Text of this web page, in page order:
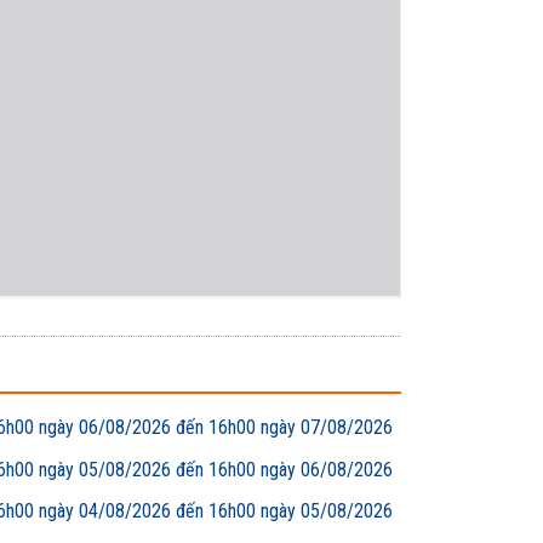
ngày 06/08/2026 đến 16h00 ngày 07/08/2026
ngày 05/08/2026 đến 16h00 ngày 06/08/2026
ngày 04/08/2026 đến 16h00 ngày 05/08/2026